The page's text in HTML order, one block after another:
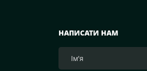
НАПИСАТИ НАМ